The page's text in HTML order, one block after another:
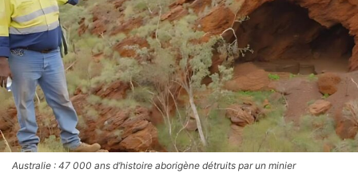
Australie : 47 000 ans d’histoire aborigène détruits par un minier